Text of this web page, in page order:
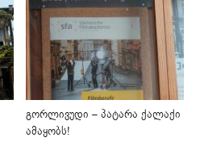
გორლივუდი – პატარა ქალაქი
ამაყობს!